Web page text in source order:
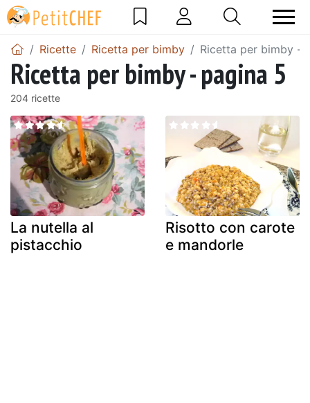
Ricette Ricetta per bimby Ricetta per bimby -
Ricetta per bimby - pagina 5
204 ricette
La nutella al
pistacchio
Risotto con carote
e mandorle